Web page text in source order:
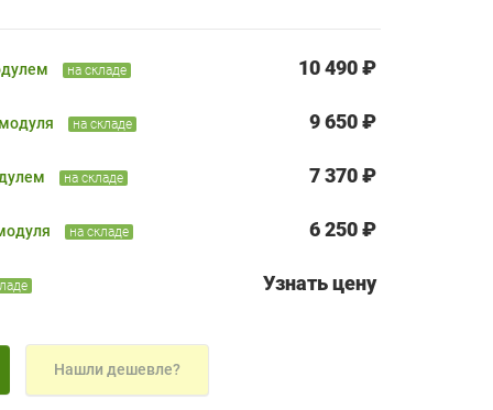
на складе 10 490 ₽
на складе 9 650 ₽
на складе 7 370 ₽
на складе 6 250 ₽
Узнать цену
Нашли дешевле?